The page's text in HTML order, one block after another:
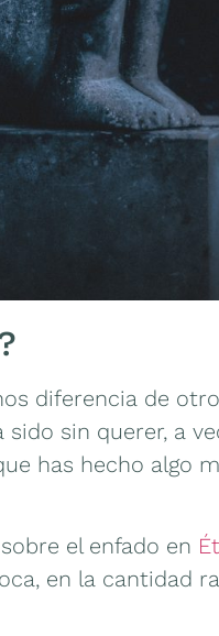
diferencia de
sin querer, a
has hecho algo
el enfado en
en la cantidad